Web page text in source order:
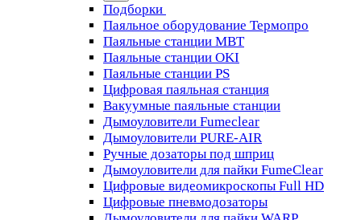
Подборки
Паяльное оборудование Термопро
Паяльные станции MBT
Паяльные станции OKI
Паяльные станции PS
Цифровая паяльная станция
Вакуумные паяльные станции
Дымоуловители Fumeclear
Дымоуловители PURE-AIR
Ручные дозаторы под шприц
Дымоуловители для пайки FumeClear
Цифровые видеомикроскопы Full HD
Цифровые пневмодозаторы